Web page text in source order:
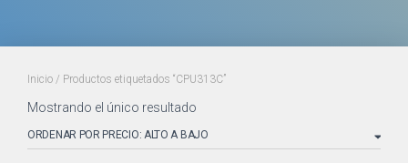
Inicio / Productos etiquetados “CPU313C”
Mostrando el único resultado